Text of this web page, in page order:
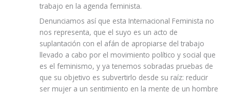
trabajo en la agenda feminista.
Denunciamos así que esta Internacional Feminista no
nos representa, que el suyo es un acto de
suplantación con el afán de apropiarse del trabajo
llevado a cabo por el movimiento político y social que
es el feminismo, y ya tenemos sobradas pruebas de
que su objetivo es subvertirlo desde su raíz: reducir
ser mujer a un sentimiento en la mente de un hombre